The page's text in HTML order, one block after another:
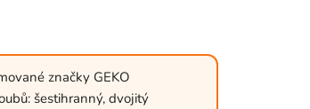
značky GEKO
šestihranný, dvojitý